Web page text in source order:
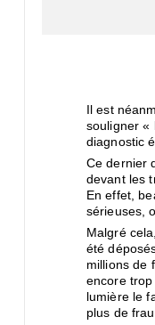
Il est
souligner «
diagnostic
Ce dernier
devant les
En effet,
sérieuses,
Malgré
été
millions de
encore trop
lumière le
plus de